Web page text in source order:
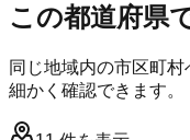
この都道府県
同じ地域内の市区町
細かく確認できます。